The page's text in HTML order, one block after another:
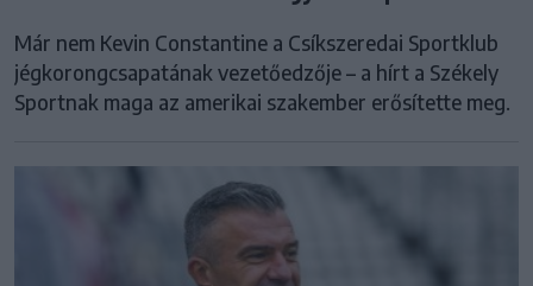
Már nem Kevin Constantine a Csíkszeredai Sportklub
jégkorongcsapatának vezetőedzője – a hírt a Székely
Sportnak maga az amerikai szakember erősítette meg.